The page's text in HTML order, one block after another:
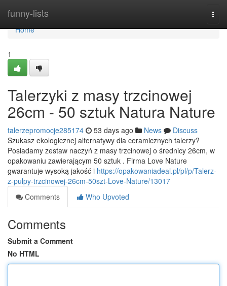
funny-lists
Home
Home
1
Talerzyki z masy trzcinowej
26cm - 50 sztuk Natura Nature
talerzepromocje285174 53 days ago News
Discuss
Szukasz ekologicznej alternatywy dla ceramicznych talerzy?
Posiadamy zestaw naczyń z masy trzcinowej o średnicy 26cm, w
opakowaniu zawierającym 50 sztuk . Firma Love Nature
gwarantuje wysoką jakość i https://opakowaniadeal.pl/pl/p/Talerz-
z-pulpy-trzcinowej-26cm-50szt-Love-Nature/13017
Comments
Who Upvoted
Comments
Submit a Comment
No HTML